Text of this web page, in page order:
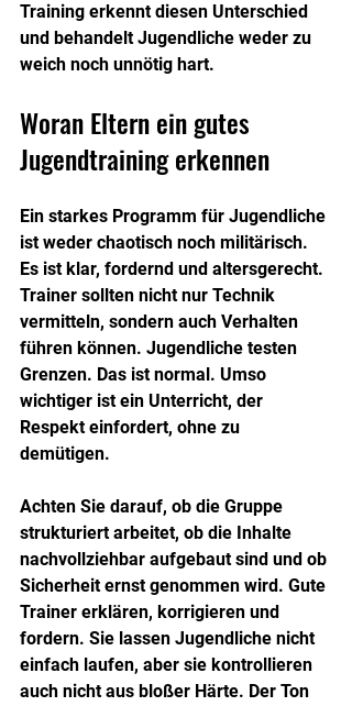
Training erkennt diesen Unterschied
und behandelt Jugendliche weder zu
weich noch unnötig hart.
Woran Eltern ein gutes
Jugendtraining erkennen
Ein starkes Programm für Jugendliche
ist weder chaotisch noch militärisch.
Es ist klar, fordernd und altersgerecht.
Trainer sollten nicht nur Technik
vermitteln, sondern auch Verhalten
führen können. Jugendliche testen
Grenzen. Das ist normal. Umso
wichtiger ist ein Unterricht, der
Respekt einfordert, ohne zu
demütigen.
Achten Sie darauf, ob die Gruppe
strukturiert arbeitet, ob die Inhalte
nachvollziehbar aufgebaut sind und ob
Sicherheit ernst genommen wird. Gute
Trainer erklären, korrigieren und
fordern. Sie lassen Jugendliche nicht
einfach laufen, aber sie kontrollieren
auch nicht aus bloßer Härte. Der Ton